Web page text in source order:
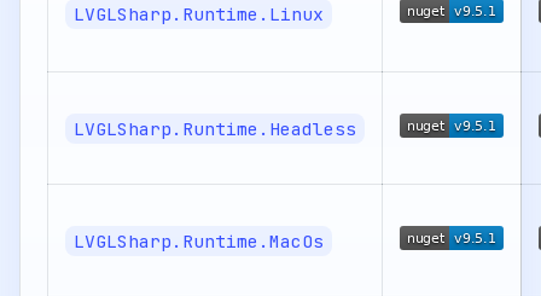
LVGLSharp.Runtime.Linux
LVGLSharp.Runtime.Headless
LVGLSharp.Runtime.MacOs